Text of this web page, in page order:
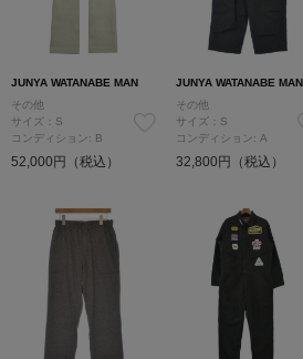
JUNYA WATANABE MAN
その他
サイズ：S
コンディション: B
52,000円（税込）
JUNYA WATANABE MAN
その他
サイズ：S
コンディション: A
32,800円（税込）